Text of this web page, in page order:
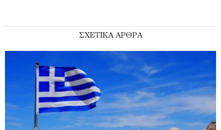
ΣΧΕΤΙΚΑ ΑΡΘΡΑ